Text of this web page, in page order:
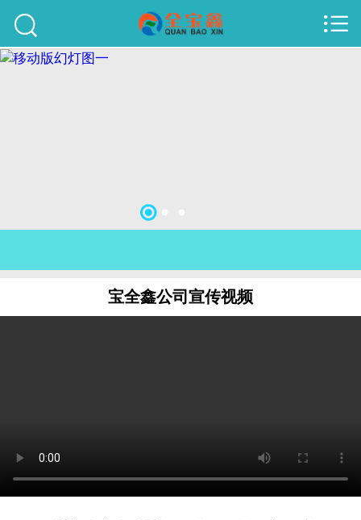
关于我们
联系我们
51La
XML地图


宝全鑫公司宣传视频